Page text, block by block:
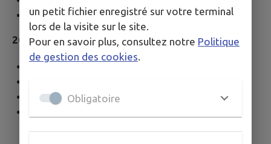
Mars : n°186
2022
Décembre : n° 185
Juin : n° 183
un petit fichier enregistré sur votre terminal
lors de la visite sur le site.
Pour en savoir plus, consultez notre Politique
de gestion des cookies.
Obligatoire